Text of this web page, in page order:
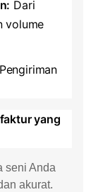
​ Dari
volume
​ Pengiriman
yang
seni Anda
akurat.